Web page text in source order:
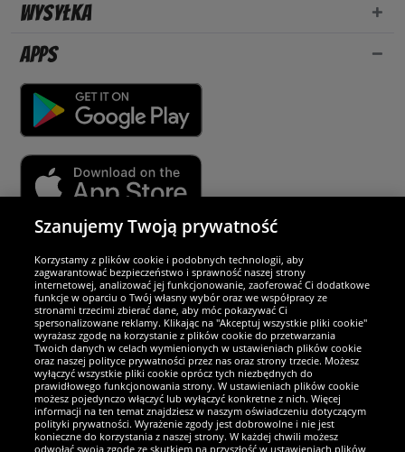
Wysyłka
Apps
Partnerzy i bezpieczeństwo
Jesteśmy wyjątkowi
Szanujemy Twoją prywatność
Korzystamy z plików cookie i podobnych technologii, aby
zagwarantować bezpieczeństwo i sprawność naszej strony
internetowej, analizować jej funkcjonowanie, zaoferować Ci dodatkowe
funkcje w oparciu o Twój własny wybór oraz we współpracy ze
stronami trzecimi zbierać dane, aby móc pokazywać Ci
spersonalizowane reklamy. Klikając na "Akceptuj wszystkie pliki cookie"
wyrażasz zgodę na korzystanie z plików cookie do przetwarzania
Twoich danych w celach wymienionych w ustawieniach plików cookie
oraz naszej polityce prywatności przez nas oraz strony trzecie. Możesz
wyłączyć wszystkie pliki cookie oprócz tych niezbędnych do
prawidłowego funkcjonowania strony. W ustawieniach plików cookie
możesz pojedynczo włączyć lub wyłączyć konkretne z nich. Więcej
informacji na ten temat znajdziesz w naszym oświadczeniu dotyczącym
polityki prywatności. Wyrażenie zgody jest dobrowolne i nie jest
konieczne do korzystania z naszej strony. W każdej chwili możesz
odwołać swoją zgodę ze skutkiem na przyszłość w ustawieniach plików